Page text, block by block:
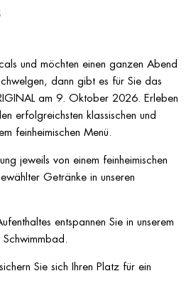
und möchten einen ganzen Abend
dann gibt es für Sie das
am 9. Oktober 2026. Erleben
erfolgreichsten klassischen und
feinheimischen Menü.
jeweils von einem feinheimischen
Getränke in unseren
entspannen Sie in unserem
Sie sich Ihren Platz für ein